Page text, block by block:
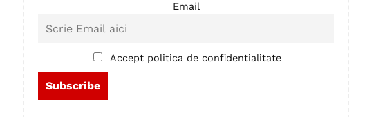
Email
Accept politica de confidentialitate